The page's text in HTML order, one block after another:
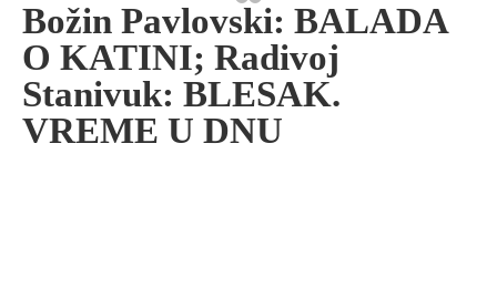
Božin Pavlovski: BALADA
O KATINI; Radivoj
Stanivuk: BLESAK.
VREME U DNU